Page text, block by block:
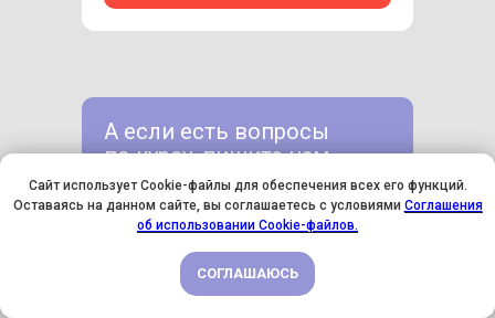
А если есть вопросы
по курсу, пишите нам
в любой мессенджер
У НАС ДЕНЬ РОЖДЕНИЯ! ВСЕМ СКИДКИ НА ОБУЧЕНИЕ!
ПОДРОБНЕЕ
Сайт использует Cookie-файлы для обеспечения всех его функций.
Оставаясь на данном сайте, вы соглашаетесь с условиями Соглашения
об использовании Cookie-файлов.
СОГЛАШАЮСЬ